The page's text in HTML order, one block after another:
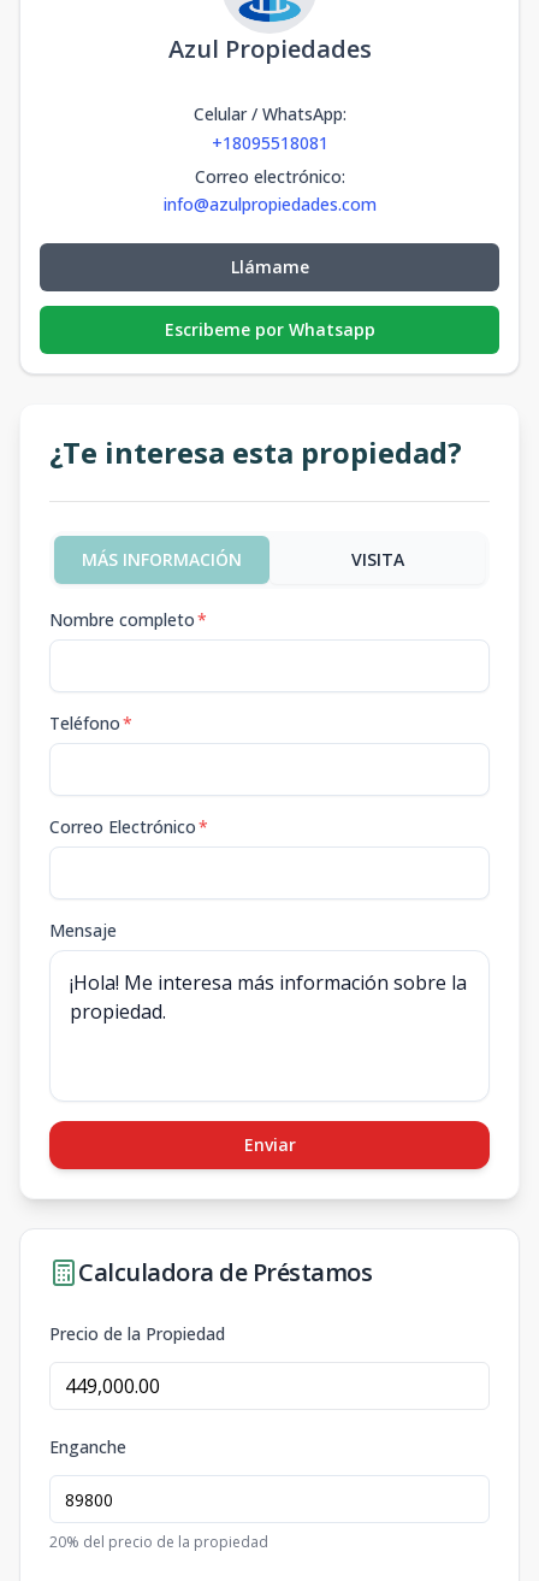
Azul Propiedades
Celular / WhatsApp:
+18095518081
Correo electrónico:
info@azulpropiedades.com
Llámame
Escribeme por Whatsapp
¿Te interesa esta propiedad?
MÁS INFORMACIÓN VISITA
Nombre completo*
Teléfono*
Correo Electrónico*
Mensaje
Enviar
Calculadora de Préstamos
Precio de la Propiedad
Enganche
20% del precio de la propiedad